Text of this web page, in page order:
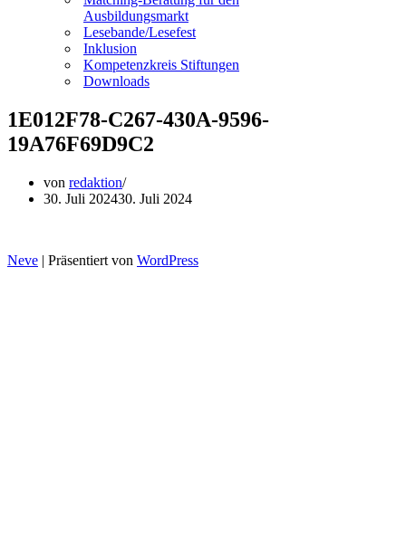
Ausbildungsmarkt
Lesebande/Lesefest
Inklusion
Kompetenzkreis Stiftungen
Downloads
1E012F78-C267-430A-9596-
19A76F69D9C2
von redaktion
30. Juli 202430. Juli 2024
Neve | Präsentiert von WordPress